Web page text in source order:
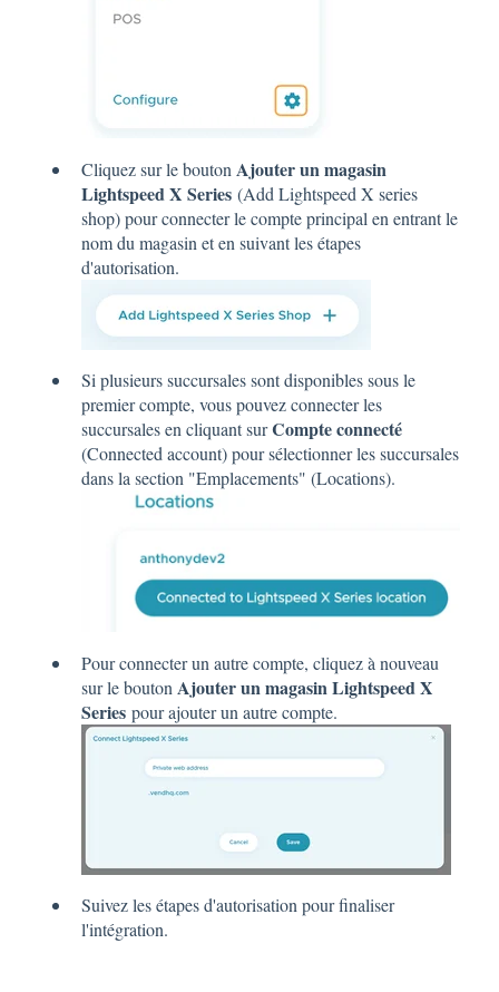
Cliquez sur le bouton Ajouter un magasin
Lightspeed X Series (Add Lightspeed X series
shop) pour connecter le compte principal en entrant le
nom du magasin et en suivant les étapes
d'autorisation.
Si plusieurs succursales sont disponibles sous le
premier compte, vous pouvez connecter les
succursales en cliquant surCompte connecté
(Connected account) pour sélectionner les succursales
dans la section "Emplacements" (Locations).
Pour connecter un autre compte, cliquez à nouveau
sur le bouton Ajouter un magasin Lightspeed X
Series pour ajouter un autre compte.
Suivez les étapes d'autorisation pour finaliser
l'intégration.